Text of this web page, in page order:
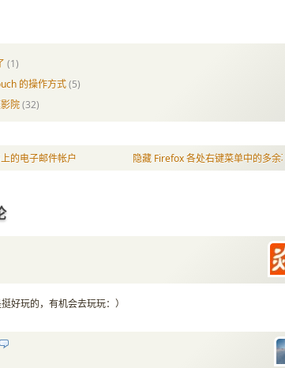
(1)
的操作方式(5)
院(32)
的电子邮件帐户: Windows Live Domains隐藏 Firefox 各处右键菜单中的多余项
好玩的，有机会去玩玩：）